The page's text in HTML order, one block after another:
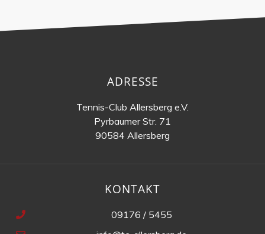
ADRESSE
Tennis-Club Allersberg e.V.
Pyrbaumer Str. 71
90584 Allersberg
KONTAKT
09176 / 5455